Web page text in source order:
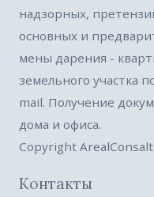
надзорных,
основных и
мены дарения -
земельного участка
mail. Получение
дома и офиса.
Copyright
Контакты